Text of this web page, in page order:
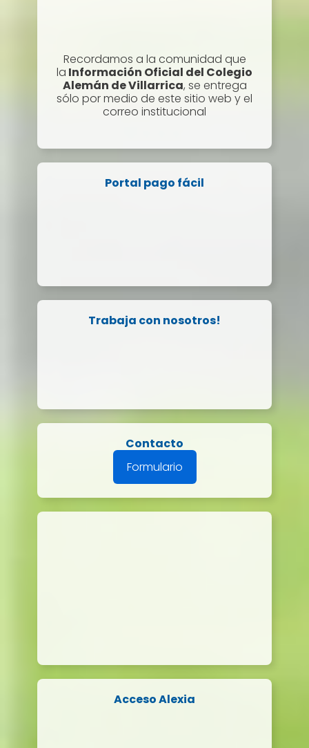
Recordamos a la comunidad que
la Información Oficial del Colegio
Alemán de Villarrica, se entrega
sólo por medio de este sitio web y el
correo institucional
Portal pago fácil
Trabaja con nosotros!
Contacto
Formulario
Acceso Alexia